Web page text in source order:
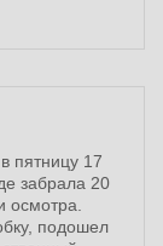
пятницу 17
забрала 20
осмотра.
подошел